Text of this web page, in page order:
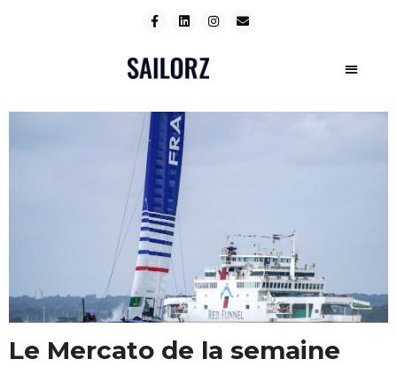
Le Mercato de la semaine